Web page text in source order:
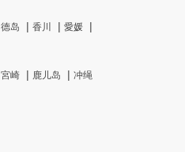
德岛 香川
愛媛
宮崎 鹿儿岛 冲绳